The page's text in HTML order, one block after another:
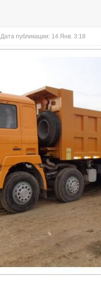
Дата публикации: 14.Янв. 3:18